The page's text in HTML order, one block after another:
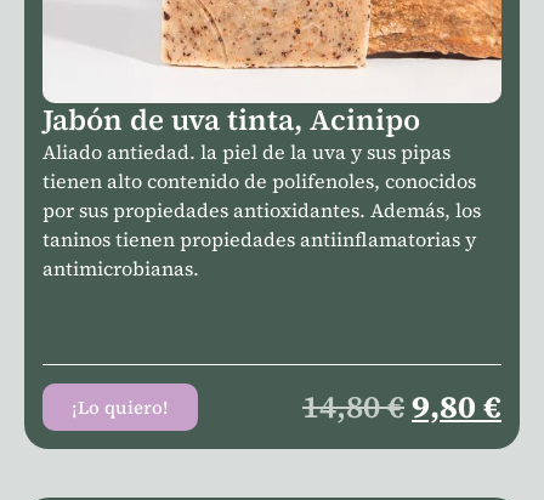
Jabón de uva tinta, Acinipo
Aliado antiedad. la piel de la uva y sus pipas
tienen alto contenido de polifenoles, conocidos
por sus propiedades antioxidantes. Además, los
taninos tienen propiedades antiinflamatorias y
antimicrobianas.
¡Lo quiero! 14,80€9,80€